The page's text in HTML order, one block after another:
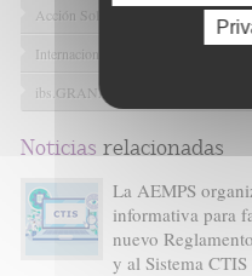
Acción Solidaria
Internacional
ibs.GRANADA
Noticias relacionadas
La AEMPS
informativa para
nuevo
y al Sistema CTIS